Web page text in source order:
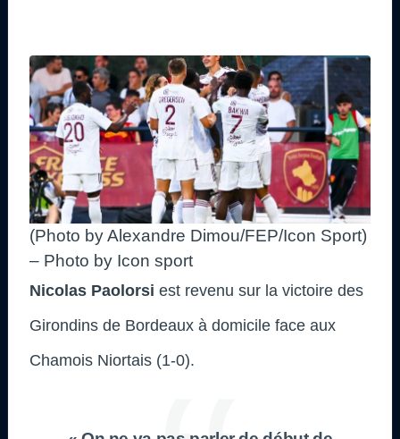
(Photo by Alexandre Dimou/FEP/Icon Sport)
– Photo by Icon sport
Nicolas Paolorsi est revenu sur la victoire des
Girondins de Bordeaux à domicile face aux
Chamois Niortais (1-0).